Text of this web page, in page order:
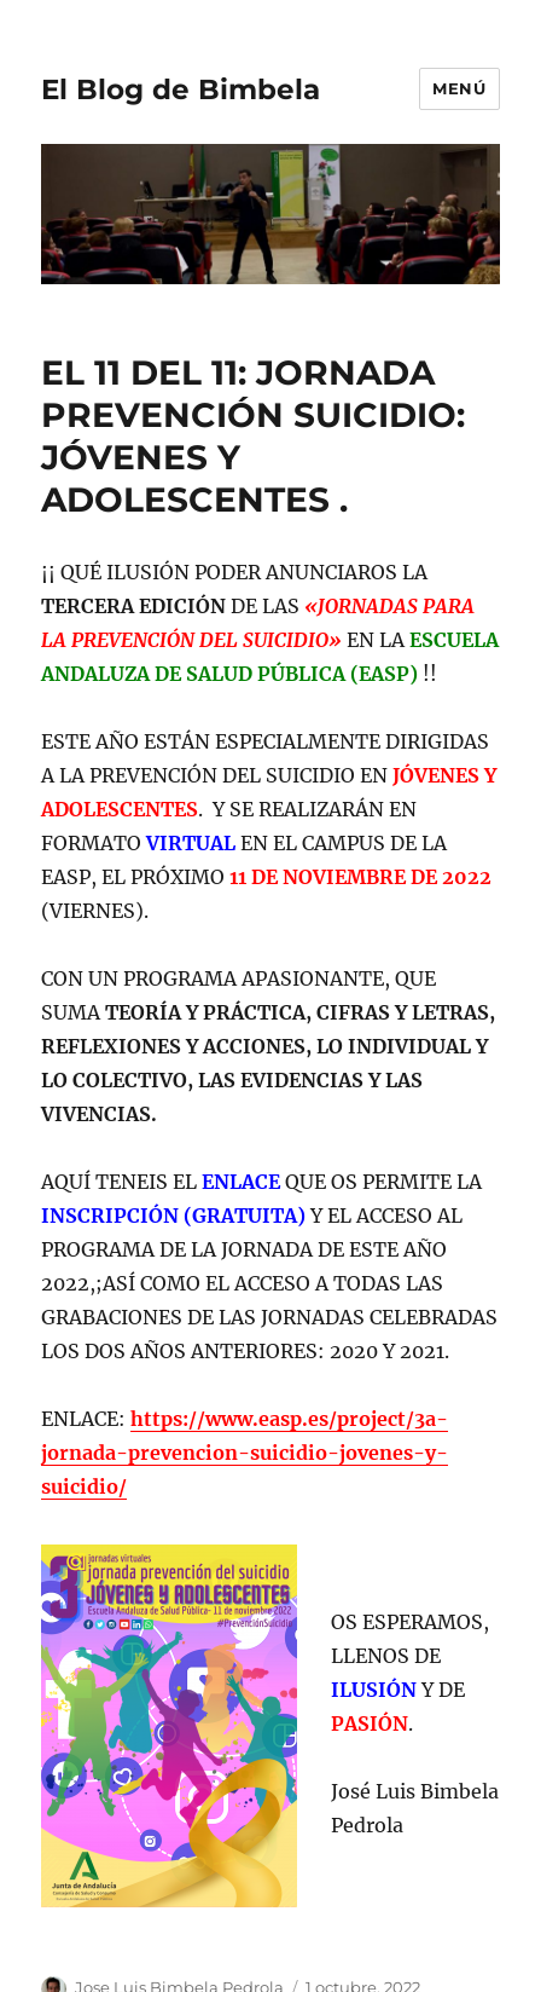
El Blog de Bimbela MENÚ
EL 11 DEL 11: JORNADA
PREVENCIÓN SUICIDIO:
JÓVENES Y
ADOLESCENTES .
¡¡ QUÉ ILUSIÓN PODER ANUNCIAROS LA
TERCERA EDICIÓN DE LAS «JORNADAS PARA
LA PREVENCIÓN DEL SUICIDIO» EN LAESCUELA
ANDALUZA DE SALUD PÚBLICA (EASP) !!
ESTE AÑO ESTÁN ESPECIALMENTE DIRIGIDAS
A LA PREVENCIÓN DEL SUICIDIO ENJÓVENES Y
ADOLESCENTES. Y SE REALIZARÁN EN
FORMATOVIRTUAL EN EL CAMPUS DE LA
EASP, EL PRÓXIMO11 DE NOVIEMBRE DE 2022
(VIERNES).
CON UN PROGRAMA APASIONANTE, QUE
SUMATEORÍA Y PRÁCTICA, CIFRAS Y LETRAS,
REFLEXIONES Y ACCIONES, LO INDIVIDUAL Y
LO COLECTIVO, LAS EVIDENCIAS Y LAS
VIVENCIAS.
AQUÍ TENEIS ELENLACEQUE OS PERMITE LA
INSCRIPCIÓN (GRATUITA)Y EL ACCESO AL
PROGRAMA DE LA JORNADA DE ESTE AÑO
2022,;ASÍ COMO EL ACCESO A TODAS LAS
GRABACIONES DE LAS JORNADAS CELEBRADAS
LOS DOS AÑOS ANTERIORES: 2020 Y 2021.
ENLACE: https://www.easp.es/project/3a-
jornada-prevencion-suicidio-jovenes-y-
suicidio/
OS ESPERAMOS,
LLENOS DE
ILUSIÓNY DE
PASIÓN.
José Luis Bimbela
Pedrola
Autor
Jose Luis Bimbela Pedrola
Publicado
1 octubre, 2022